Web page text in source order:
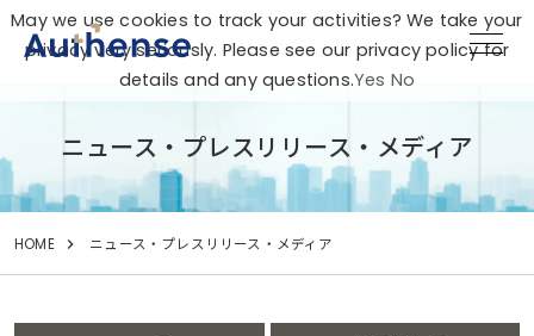
ニュース・プレスリリース・メディア
HOME ニュース・プレスリリース・メディア
May we use cookies to track your activities? We take your
privacy very seriously. Please see our privacy policy for
details and any questions.Yes No